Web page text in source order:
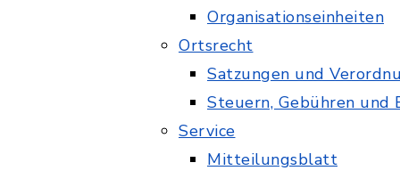
Organisationseinheiten
Ortsrecht
Satzungen und
Steuern, Gebühren und
Service
Mitteilungsblatt